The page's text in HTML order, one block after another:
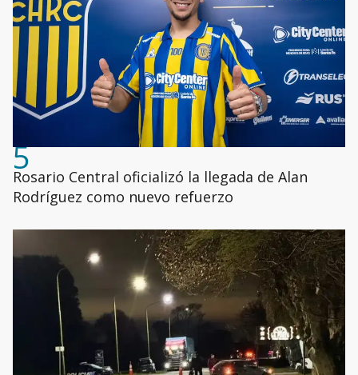
5
Rosario Central oficializó la llegada de Alan
Rodríguez como nuevo refuerzo